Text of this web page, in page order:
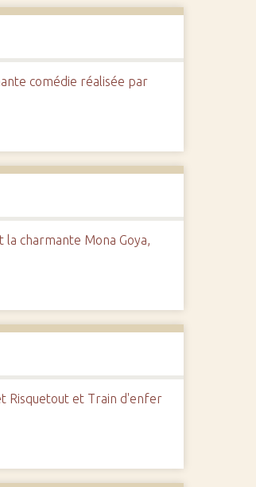
comédie réalisée par
charmante Mona Goya,
Risquetout et Train d'enfer